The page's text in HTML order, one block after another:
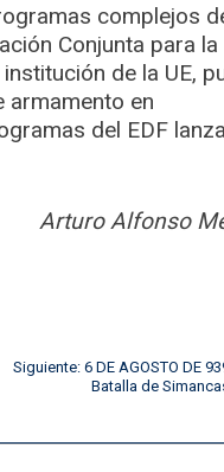
complejos
Conjunta para la
de la UE,
armamento en
del EDF
Arturo Alfonso
Siguiente: 6 DE AGOSTO DE
Batalla de